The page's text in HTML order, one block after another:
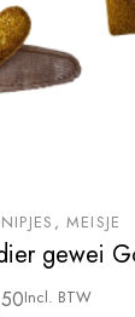
MEISJE
gewei
Incl. BTW